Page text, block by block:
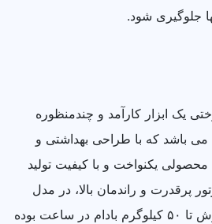
جلوگیری شود.
یک ابزار کارآمد و چندمنظوره
می باشد که با طراحی بهداشتی و
یکنواخت و با کیفیت تولید
پرقدرت و راندمان بالا، در مدل
های صنعتی قادر به پردازش تا ۵۰ کیلوگرم بادام در ساعت بوده